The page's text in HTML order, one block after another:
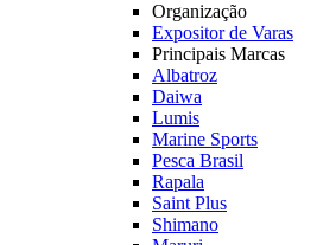
Organização
Expositor de Varas
Principais Marcas
Albatroz
Daiwa
Lumis
Marine Sports
Pesca Brasil
Rapala
Saint Plus
Shimano